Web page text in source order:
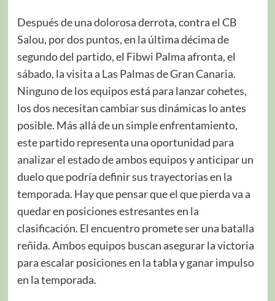
Después de una dolorosa derrota, contra el CB
Salou, por dos puntos, en la última décima de
segundo del partido, el Fibwi Palma afronta, el
sábado, la visita a Las Palmas de Gran Canaria.
Ninguno de los equipos está para lanzar cohetes,
los dos necesitan cambiar sus dinámicas lo antes
posible. Más allá de un simple enfrentamiento,
este partido representa una oportunidad para
analizar el estado de ambos equipos y anticipar un
duelo que podría definir sus trayectorias en la
temporada. Hay que pensar que el que pierda va a
quedar en posiciones estresantes en la
clasificación. El encuentro promete ser una batalla
reñida. Ambos equipos buscan asegurar la victoria
para escalar posiciones en la tabla y ganar impulso
en la temporada.